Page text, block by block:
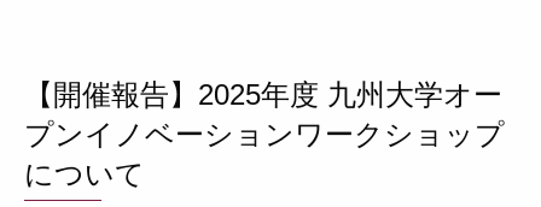
【開催報告】2025年度 九州大学オー
プンイノベーションワークショップ
について